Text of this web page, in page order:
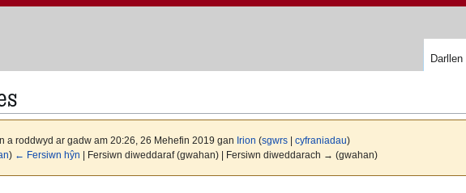
a roddwyd ar gadw am 20:26, 26 Mehefin 2019 gan Irion (sgwrs| cyfraniadau)
) ← Fersiwn hŷn | Fersiwn diweddaraf (gwahan) | Fersiwn diweddarach → (gwahan)
Darllen